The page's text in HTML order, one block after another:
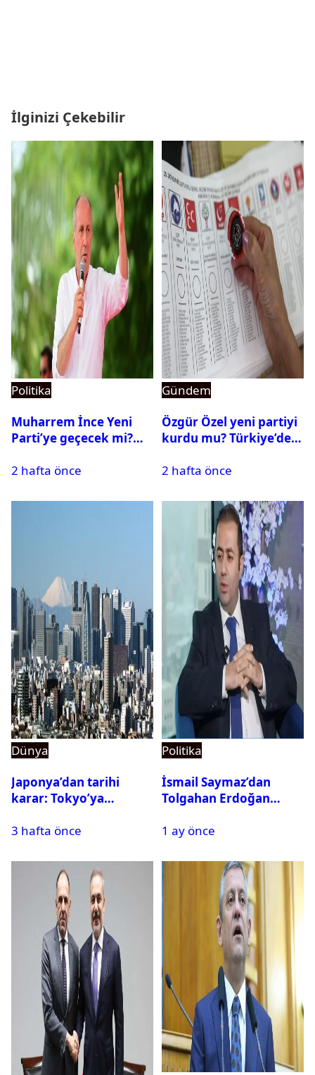
İlginizi Çekebilir
Politika
Muharrem İnce Yeni
Parti’ye geçecek mi?
2 hafta önce
Gündem
Özgür Özel yeni partiyi
kurdu mu? Türkiye’de
süreci nasıl işler?
2 hafta önce
Dünya
Japonya’dan tarihi
karar: Tokyo’ya
geliyor
3 hafta önce
Politika
İsmail Saymaz’dan
Tolgahan Erdoğan
bilgisini sızdırıp para
1 ay önce